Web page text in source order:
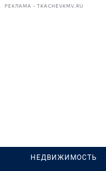
РЕКЛАМА • TKACHEVKMV.RU
НЕДВИЖИМОСТЬ